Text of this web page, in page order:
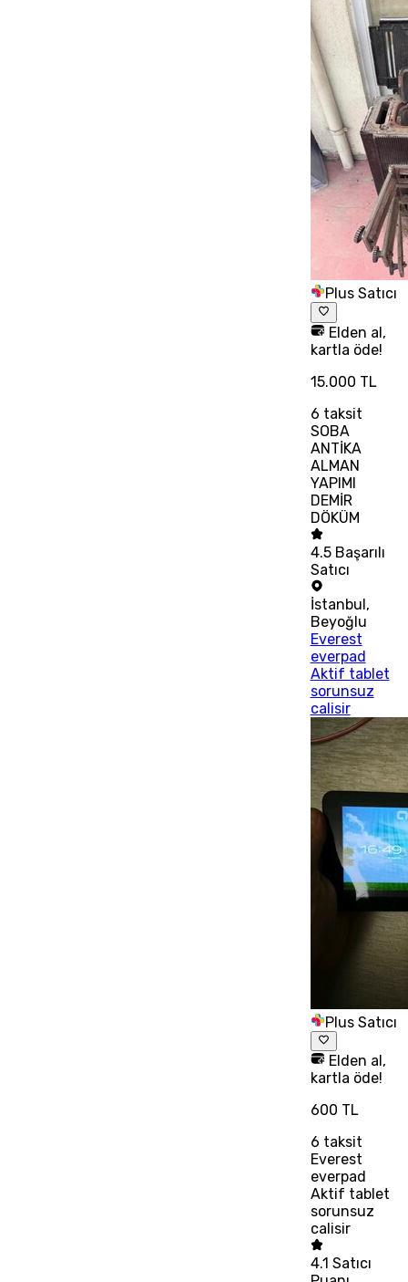
Plus Satıcı
Elden al,
kartla öde!
15.000 TL
6 taksit
SOBA
ANTİKA
ALMAN
YAPIMI
DEMİR
DÖKÜM
4.5 Başarılı
Satıcı
İstanbul,
Beyoğlu
Everest
everpad
Aktif tablet
sorunsuz
calisir
Plus Satıcı
Elden al,
kartla öde!
600 TL
6 taksit
Everest
everpad
Aktif tablet
sorunsuz
calisir
4.1 Satıcı